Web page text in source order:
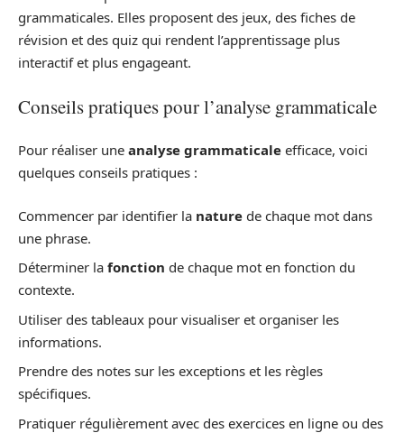
grammaticales. Elles proposent des jeux, des fiches de
révision et des quiz qui rendent l’apprentissage plus
interactif et plus engageant.
Conseils pratiques pour l’analyse grammaticale
Pour réaliser une analyse grammaticale efficace, voici
quelques conseils pratiques :
Commencer par identifier la nature de chaque mot dans
une phrase.
Déterminer la fonction de chaque mot en fonction du
contexte.
Utiliser des tableaux pour visualiser et organiser les
informations.
Prendre des notes sur les exceptions et les règles
spécifiques.
Pratiquer régulièrement avec des exercices en ligne ou des